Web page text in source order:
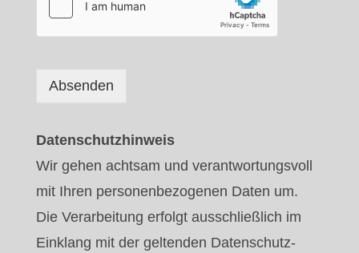
Absenden
Datenschutzhinweis
Wir gehen achtsam und verantwortungsvoll
mit Ihren personenbezogenen Daten um.
Die Verarbeitung erfolgt ausschließlich im
Einklang mit der geltenden Datenschutz-